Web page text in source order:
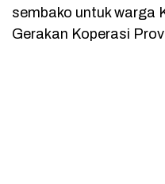
sembako untuk warga
Gerakan Koperasi